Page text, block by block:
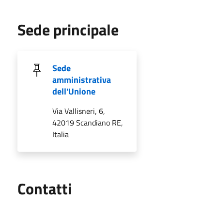
Sede principale
Sede
amministrativa
dell'Unione
Via Vallisneri, 6,
42019 Scandiano RE,
Italia
Contatti